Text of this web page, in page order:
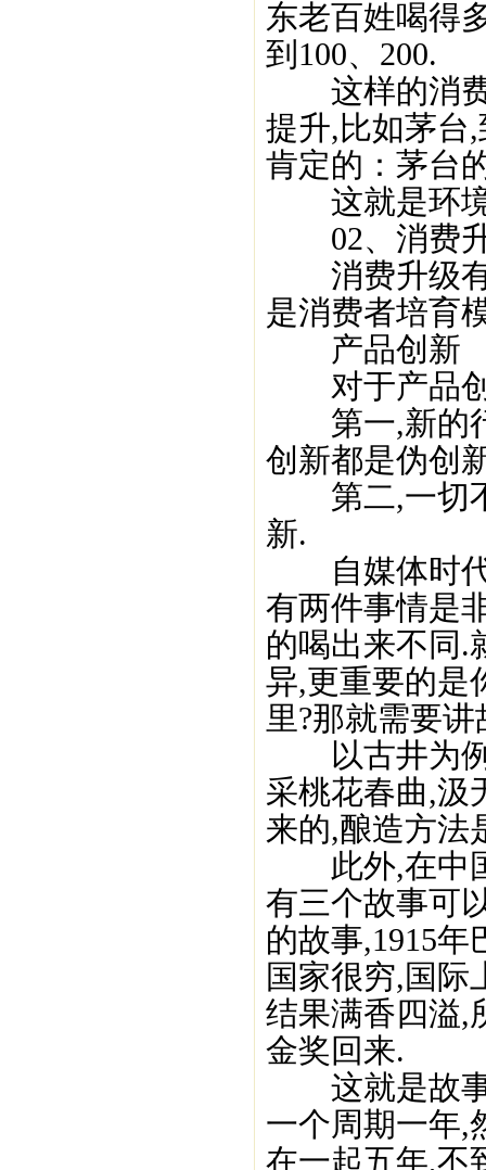
东老百姓喝得
到100、200.
这样的消费
提升,比如茅台
肯定的：茅台
这就是环境
02、消费升
消费升级有
是消费者培育
产品创新
对于产品创
第一,新的行
创新都是伪创
第二,一切不
新.
自媒体时代,
有两件事情是
的喝出来不同.
异,更重要的是
里?那就需要讲
以古井为例,
采桃花春曲,汲
来的,酿造方法
此外,在中国
有三个故事可
的故事,1915
国家很穷,国际
结果满香四溢,
金奖回来.
这就是故事.
一个周期一年,
在一起五年,不